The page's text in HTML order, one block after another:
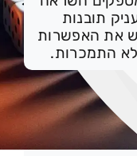
תובנות
את האפשרות
התמכרות.